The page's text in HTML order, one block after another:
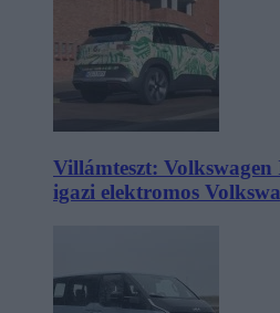
Villámteszt: Volkswagen
igazi elektromos